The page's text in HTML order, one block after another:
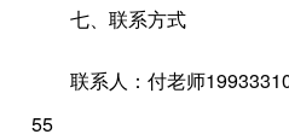
七、联系方式
联系人：付老师
55